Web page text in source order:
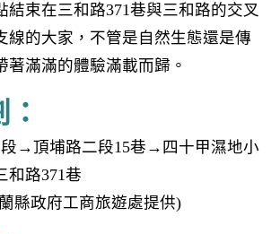
結束在三和路371巷與三和路的交叉
線的大家，不管是自然生態還是傳
著滿滿的體驗滿載而歸。
→頂埔路二段15巷→四十甲濕地小
路371巷
縣政府工商旅遊處提供)